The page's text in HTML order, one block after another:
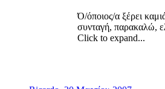
Ό/όποιος/α ξέρει
συνταγή, παρακαλώ,
Click to expand...